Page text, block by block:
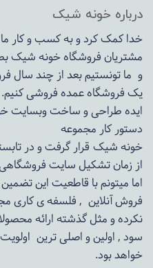
درباره خونه شیک
خدا کمک کرد و به کسب و کار
مشتریان فروشگاه خونه شیک
و ما تونستیم بعد از چند سال
یک فروشگاه عمده فروشی کنیم.
دستور کار مجموعه
خونه شیک قرار گرفت و در تابستان 1400 به مرحله
از زمان تشکیل سایت
اما میتونم با قاطعیت این
فروش آنلاین , فلسفه ی کاری
نکرده و مثل گذشته ارائه
سود , اولین و اصلی ترین
خواهد بود.